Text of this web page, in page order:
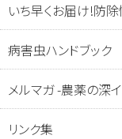
いち早くお届け!防
病害虫ハンドブック
メルマガ -農薬の深
リンク集